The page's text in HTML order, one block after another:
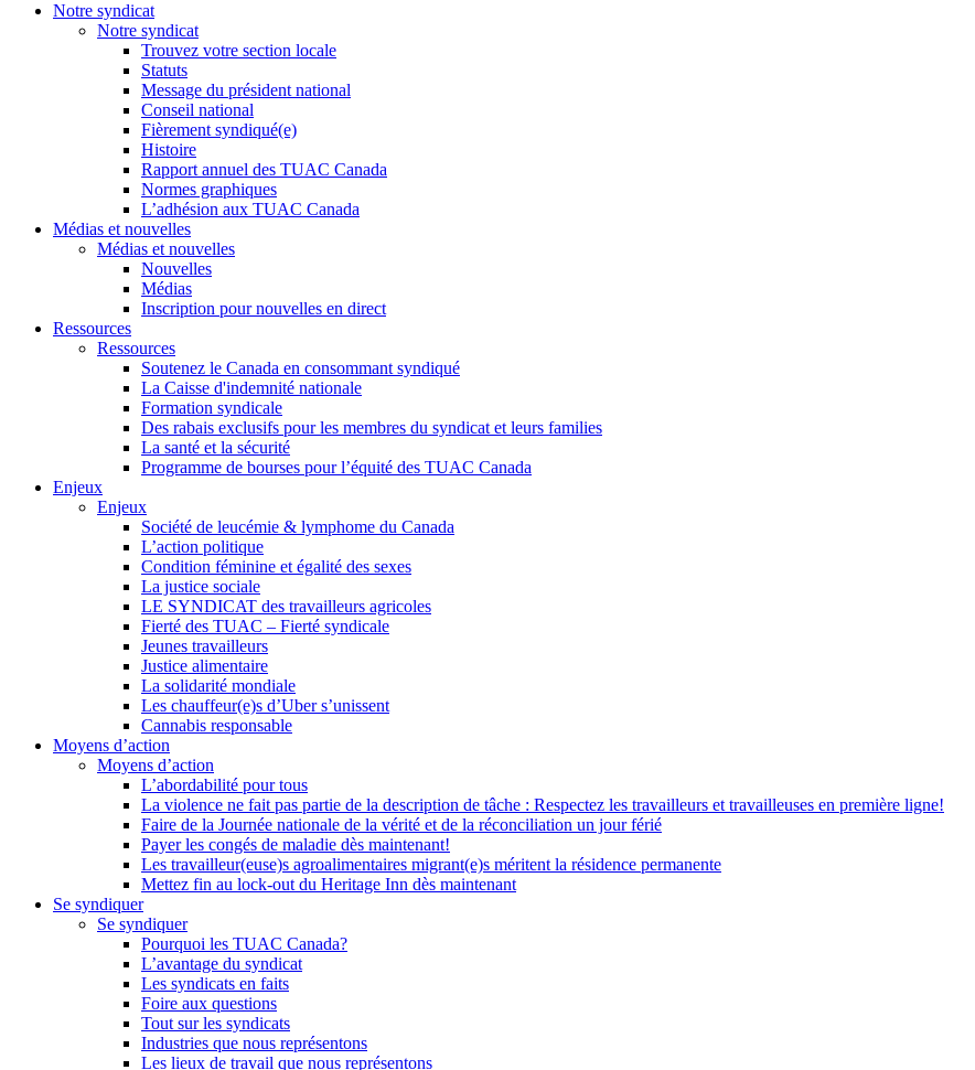
Notre syndicat
Notre syndicat
Trouvez votre section locale
Statuts
Message du président national
Conseil national
Fièrement syndiqué(e)
Histoire
Rapport annuel des TUAC Canada
Normes graphiques
L’adhésion aux TUAC Canada
Médias et nouvelles
Médias et nouvelles
Nouvelles
Médias
Inscription pour nouvelles en direct
Ressources
Ressources
Soutenez le Canada en consommant syndiqué
La Caisse d'indemnité nationale
Formation syndicale
Des rabais exclusifs pour les membres du syndicat et leurs families
La santé et la sécurité
Programme de bourses pour l’équité des TUAC Canada
Enjeux
Enjeux
Société de leucémie & lymphome du Canada
L’action politique
Condition féminine et égalité des sexes
La justice sociale
LE SYNDICAT des travailleurs agricoles
Fierté des TUAC – Fierté syndicale
Jeunes travailleurs
Justice alimentaire
La solidarité mondiale
Les chauffeur(e)s d’Uber s’unissent
Cannabis responsable
Moyens d’action
Moyens d’action
L’abordabilité pour tous
La violence ne fait pas partie de la description de tâche : Respectez les travailleurs et travailleuses en première ligne!
Faire de la Journée nationale de la vérité et de la réconciliation un jour férié
Payer les congés de maladie dès maintenant!
Les travailleur(euse)s agroalimentaires migrant(e)s méritent la résidence permanente
Mettez fin au lock-out du Heritage Inn dès maintenant
Se syndiquer
Se syndiquer
Pourquoi les TUAC Canada?
L’avantage du syndicat
Les syndicats en faits
Foire aux questions
Tout sur les syndicats
Industries que nous représentons
Les lieux de travail que nous représentons